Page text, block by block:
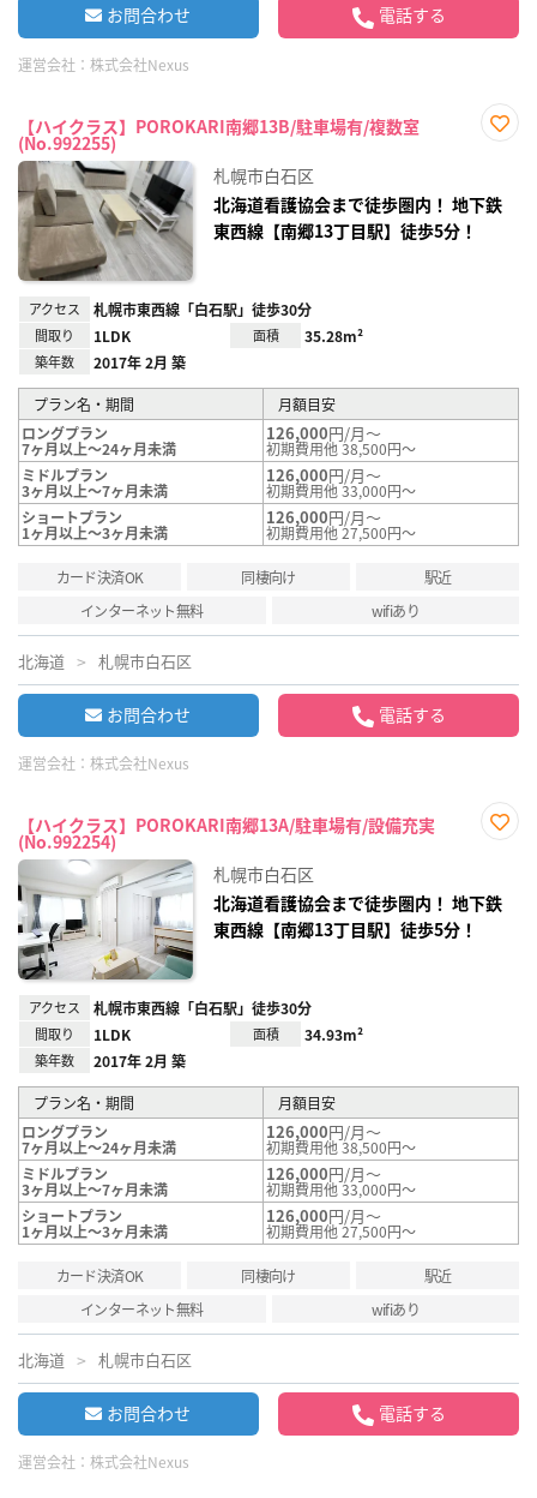
お問合わせ 電話する
運営会社： 株式会社Nexus
【ハイクラス】POROKARI南郷13B/駐車場有/複数室
(No.992255)
録
札幌市白石区
北海道看護協会まで徒歩圏内！ 地下鉄
東西線【南郷13丁目駅】徒歩5分！
アクセス 札幌市東西線「白石駅」徒歩30分
間取り 1LDK 面積 35.28m²
築年数 2017年 2月 築
プラン名・期間
月額目安
ロングプラン
7ヶ月以上～24ヶ月未満
126,000円/月～
初期費用他 38,500円～
ミドルプラン
3ヶ月以上～7ヶ月未満
126,000円/月～
初期費用他 33,000円～
ショートプラン
1ヶ月以上～3ヶ月未満
126,000円/月～
初期費用他 27,500円～
カード決済OK 同棲向け
駅近
インターネット無料
wifiあり
北海道 札幌市白石区
お問合わせ 電話する
運営会社： 株式会社Nexus
【ハイクラス】POROKARI南郷13A/駐車場有/設備充実
(No.992254)
録
札幌市白石区
北海道看護協会まで徒歩圏内！ 地下鉄
東西線【南郷13丁目駅】徒歩5分！
アクセス 札幌市東西線「白石駅」徒歩30分
間取り 1LDK 面積 34.93m²
築年数 2017年 2月 築
プラン名・期間
月額目安
ロングプラン
7ヶ月以上～24ヶ月未満
126,000円/月～
初期費用他 38,500円～
ミドルプラン
3ヶ月以上～7ヶ月未満
126,000円/月～
初期費用他 33,000円～
ショートプラン
1ヶ月以上～3ヶ月未満
126,000円/月～
初期費用他 27,500円～
カード決済OK 同棲向け
駅近
インターネット無料
wifiあり
北海道 札幌市白石区
お問合わせ 電話する
運営会社： 株式会社Nexus